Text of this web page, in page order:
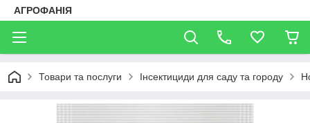
АГРОФАНІЯ
Товари та послуги Інсектициди для саду та городу